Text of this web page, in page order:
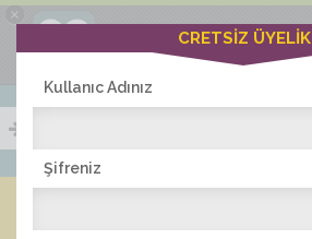
×
Ciddiask Uygulaması
+1 Hafta Gold Üyelik Kazan
Bedava - com.ciddi.ask
CRETSİZ ÜYELİK
Kullanıc Adınız
Şifreniz